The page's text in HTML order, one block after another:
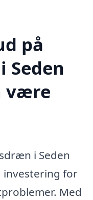
på
være
i Seden
investering for
Med